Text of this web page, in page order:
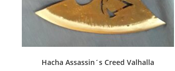
Hacha Assassin´s Creed Valhalla